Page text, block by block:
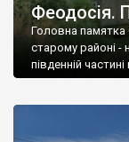
Феодосія.
Головна памятка
старому районі -
південній частині